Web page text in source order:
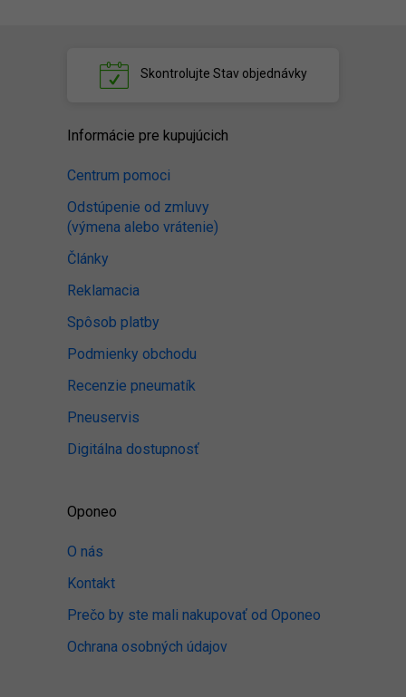
Skontrolujte Stav objednávky
Informácie pre kupujúcich
Centrum pomoci
Odstúpenie od zmluvy
(výmena alebo vrátenie)
Články
Reklamacia
Spôsob platby
Podmienky obchodu
Recenzie pneumatík
Pneuservis
Digitálna dostupnosť
Oponeo
O nás
Kontakt
Prečo by ste mali nakupovať od Oponeo
Ochrana osobných údajov